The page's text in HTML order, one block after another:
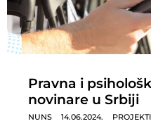
Pravna i
novinare u Srbiji
NUNS 14.06.2024. PROJEKTI